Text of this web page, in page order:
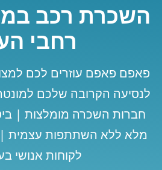
השכרת רכב
רחבי
פאפם פאפם עוזרים לכם
לנסיעה הקרובה שלכם
חברות השכרה מומלצות |
מלא ללא השתתפות עצמית |
לקוחות אנושי